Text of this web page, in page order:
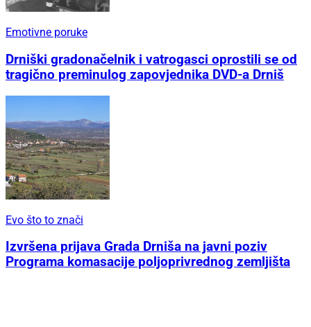
Emotivne poruke
Drniški gradonačelnik i vatrogasci oprostili se od
tragično preminulog zapovjednika DVD-a Drniš
Evo što to znači
Izvršena prijava Grada Drniša na javni poziv
Programa komasacije poljoprivrednog zemljišta